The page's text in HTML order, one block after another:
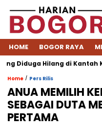
HOME BOGOR RAYA
Hilang di Kantah
Home / Pers Rilis
ANUA MEMILIH
SEBAGAI DUTA
PERTAMA